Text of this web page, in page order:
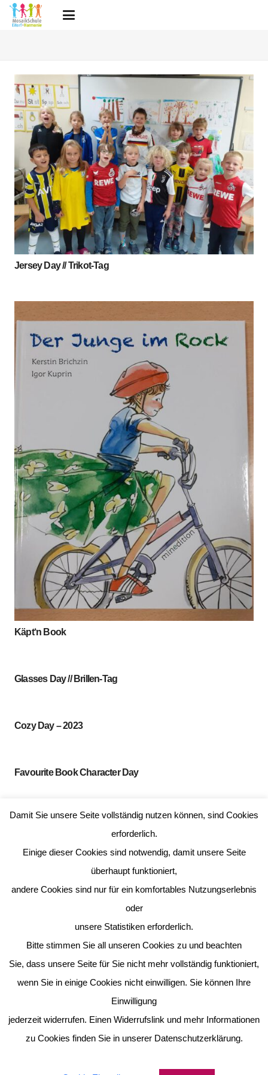
Jersey Day // Trikot-Tag
Käpt‘n Book
Glasses Day // Brillen-Tag
Cozy Day – 2023
Favourite Book Character Day
Hat Day 2023
Die Erdmännchenklasse stellt sich vor
Jersey Day // Trikot-Tag 2023
Laternen
Schlafen? – NÖ! Die lange ARD-Kinderradionacht am
Standort Harmonie
Damit Sie unsere Seite vollständig nutzen können, sind Cookies
erforderlich.
Einige dieser Cookies sind notwendig, damit unsere Seite
überhaupt funktioniert,
andere Cookies sind nur für ein komfortables Nutzungserlebnis
oder
unsere Statistiken erforderlich.
Bitte stimmen Sie all unseren Cookies zu und beachten
Sie, dass unsere Seite für Sie nicht mehr vollständig funktioniert,
wenn Sie in einige Cookies nicht einwilligen. Sie können Ihre
Einwilligung
jederzeit widerrufen. Einen Widerrufslink und mehr Informationen
zu Cookies finden Sie in unserer Datenschutzerklärung.